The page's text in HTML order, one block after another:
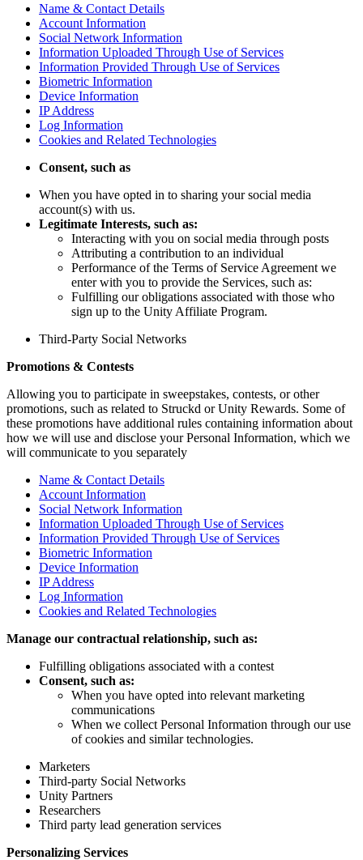
Name & Contact Details
Account Information
Social Network Information
Information Uploaded Through Use of Services
Information Provided Through Use of Services
Biometric Information
Device Information
IP Address
Log Information
Cookies and Related Technologies
Consent, such as
When you have opted in to sharing your social media
account(s) with us.
Legitimate Interests, such as:
Interacting with you on social media through posts
Attributing a contribution to an individual
Performance of the Terms of Service Agreement we
enter with you to provide the Services, such as:
Fulfilling our obligations associated with those who
sign up to the Unity Affiliate Program.
Third-Party Social Networks
Promotions & Contests
Allowing you to participate in sweepstakes, contests, or other
promotions, such as related to Struckd or Unity Rewards. Some of
these promotions have additional rules containing information about
how we will use and disclose your Personal Information, which we
will communicate to you separately
Name & Contact Details
Account Information
Social Network Information
Information Uploaded Through Use of Services
Information Provided Through Use of Services
Biometric Information
Device Information
IP Address
Log Information
Cookies and Related Technologies
Manage our contractual relationship, such as:
Fulfilling obligations associated with a contest
Consent, such as:
When you have opted into relevant marketing
communications
When we collect Personal Information through our use
of cookies and similar technologies.
Marketers
Third-party Social Networks
Unity Partners
Researchers
Third party lead generation services
Personalizing Services